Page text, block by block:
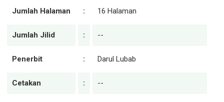
Jumlah Halaman : 16 Halaman
Jumlah Jilid : --
Penerbit : Darul Lubab
Cetakan : --